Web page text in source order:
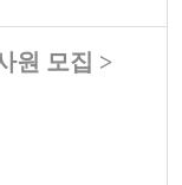
원 모집 >